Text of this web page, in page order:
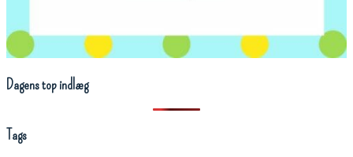
Dagens top indlæg
Tags